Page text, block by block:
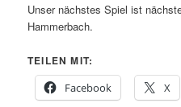
Unser nächstes Spiel ist
Hammerbach.
TEILEN MIT:
Facebook
X